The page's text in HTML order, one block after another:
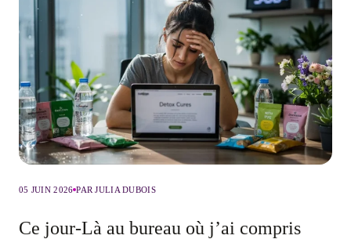
05 JUIN 2026 PAR JULIA DUBOIS
Ce jour-Là au bureau où j’ai compris